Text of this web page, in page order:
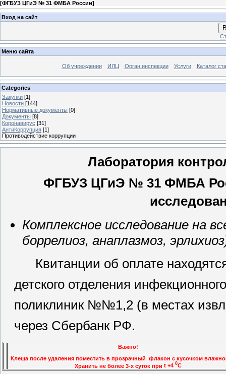
[ФГБУЗ ЦГиЭ № 31 ФМБА России]
Вход на сайт
Меню сайта
Об учреждении ИЛЦ Орган инспекции Услуги Каталог
Categories
Закупки [1]
Новости [144]
Нормативные документы [0]
Документы [8]
Коронавирус [31]
АнтиКоррупция [1]
Противодействие коррупции
Лаборатория
ФГБУЗ ЦГиЭ № 31 ФМБА
Комплексное исследование на
боррелиоз, анаплазмоз,
Квитанции об оплате
детского отделения
поликлиник №№1,2 (в местах
через Сбербанк РФ.
Важно!
Клеща после удаления поместить в прозрачный флакон с кусочком
Хранить не более 3-х суток при t +4 0C